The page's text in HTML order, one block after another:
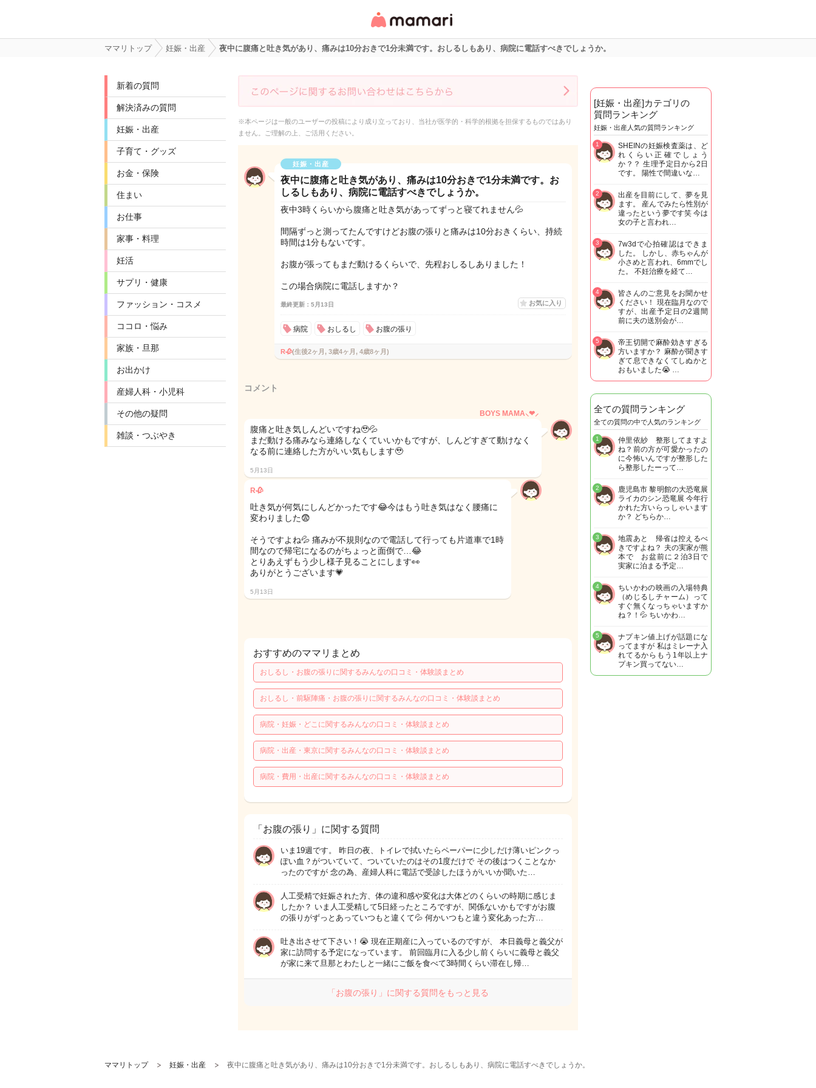
リ・情報サイト
ママリトップ 妊娠・出産 夜中に腹痛と吐き気があり、痛みは10分おきで1分未満です。おしるしもあり、病院に電話すべきでしょうか。
新着の質問
解決済みの質問
妊娠・出産
子育て・グッズ
お金・保険
住まい
お仕事
家事・料理
妊活
サプリ・健康
ファッション・コスメ
ココロ・悩み
家族・旦那
お出かけ
産婦人科・小児科
その他の疑問
雑談・つぶやき
※本ページは一般のユーザーの投稿により成り立っており、当社が医学的・科学的根拠を担保するものではあり
ません。ご理解の上、ご活用ください。
妊娠・出産
夜中に腹痛と吐き気があり、痛みは10分おきで1分未満です。お
しるしもあり、病院に電話すべきでしょうか。
夜中3時くらいから腹痛と吐き気があってずっと寝てれません💦
間隔ずっと測ってたんですけどお腹の張りと痛みは10分おきくらい、持続
時間は1分もないです。
お腹が張ってもまだ動けるくらいで、先程おしるしありました！
この場合病院に電話しますか？
最終更新：5月13日 お気に入り
病院 おしるし お腹の張り
R🥀(生後2ヶ月, 3歳4ヶ月, 4歳8ヶ月)
コメント
BOYS MAMA⸜❤︎⸝‍
腹痛と吐き気しんどいですね🥹💦
まだ動ける痛みなら連絡しなくていいかもですが、しんどすぎて動けなく
なる前に連絡した方がいい気もします🥹
5月13日
R🥀
吐き気が何気にしんどかったです😂今はもう吐き気はなく腰痛に
変わりました😨
そうですよね💦 痛みが不規則なので電話して行っても片道車で1時
間なので帰宅になるのがちょっと面倒で…😂
とりあえずもう少し様子見ることにします👀
ありがとうございます💗
5月13日
おすすめのママリまとめ
おしるし・お腹の張りに関するみんなの口コミ・体験談まとめ
おしるし・前駆陣痛・お腹の張りに関するみんなの口コミ・体験談まとめ
病院・妊娠・どこに関するみんなの口コミ・体験談まとめ
病院・出産・東京に関するみんなの口コミ・体験談まとめ
病院・費用・出産に関するみんなの口コミ・体験談まとめ
「お腹の張り」に関する質問
いま19週です。 昨日の夜、トイレで拭いたらペーパーに少しだけ薄いピンクっ
ぽい血？がついていて、ついていたのはその1度だけで その後はつくことなか
ったのですが 念の為、産婦人科に電話で受診したほうがいいか聞いた…
人工受精で妊娠された方、体の違和感や変化は大体どのくらいの時期に感じま
したか？ いま人工受精して5日経ったところですが、関係ないかもですがお腹
の張りがずっとあっていつもと違くて💦 何かいつもと違う変化あった方…
吐き出させて下さい！😭 現在正期産に入っているのですが、 本日義母と義父が
家に訪問する予定になっています。 前回臨月に入る少し前くらいに義母と義父
が家に来て旦那とわたしと一緒にご飯を食べて3時間くらい滞在し帰…
「お腹の張り」に関する質問をもっと見る
[妊娠・出産]カテゴリの
質問ランキング
妊娠・出産人気の質問ランキング
SHEINの妊娠検査薬は、ど
れくらい正確でしょう
か？？ 生理予定日から2日
です。 陽性で間違いな…
1
出産を目前にして、夢を見
ます。 産んでみたら性別が
違ったという夢です笑 今は
女の子と言われ…
2
7w3dで心拍確認はできま
した。 しかし、赤ちゃんが
小さめと言われ、6mmでし
た。 不妊治療を経て…
3
皆さんのご意見をお聞かせ
ください！ 現在臨月なので
すが、出産予定日の2週間
前に夫の送別会が…
4
帝王切開で麻酔効きすぎる
方いますか？ 麻酔が聞きす
ぎて息できなくてしぬかと
おもいました😭 …
5
全ての質問ランキング
全ての質問の中で人気のランキング
仲里依紗 整形してますよ
ね？前の方が可愛かったの
に今怖いんですが整形した
ら整形したーって…
1
鹿児島市 黎明館の大恐竜展
ライカのシン恐竜展 今年行
かれた方いらっしゃいます
か？ どちらか…
2
地震あと 帰省は控えるべ
きですよね？ 夫の実家が熊
本で お盆前に２泊3日で
実家に泊まる予定…
3
ちいかわの映画の入場特典
（めじるしチャーム）って
すぐ無くなっちゃいますか
ね？！💦 ちいかわ…
4
ナプキン値上げが話題にな
ってますが 私はミレーナ入
れてるからもう1年以上ナ
プキン買ってない…
5
ママリトップ 妊娠・出産 夜中に腹痛と吐き気があり、痛みは10分おきで1分未満です。おしるしもあり、病院に電話すべきでしょうか。